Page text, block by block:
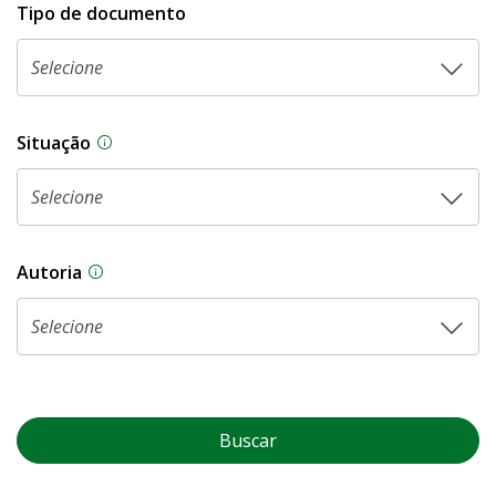
Tipo de documento
Situação Na CLDF, as proposições legislativas
Autoria As proposições legislativas na CLDF podem
Buscar